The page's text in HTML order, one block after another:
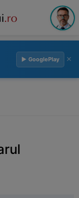
▶ GooglePlay ×